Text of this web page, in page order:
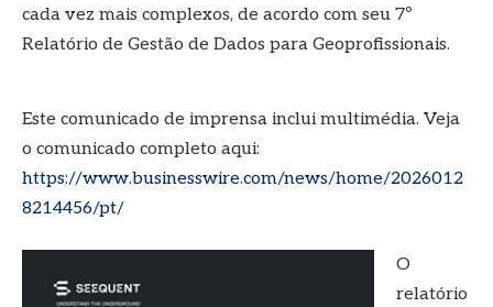
cada vez mais complexos, de acordo com seu 7º
Relatório de Gestão de Dados para Geoprofissionais.
Este comunicado de imprensa inclui multimédia. Veja
o comunicado completo aqui:
https://www.businesswire.com/news/home/2026012
8214456/pt/
O
relatório